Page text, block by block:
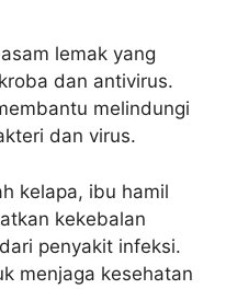
lemak yang
dan antivirus.
melindungi
dan virus.
kelapa, ibu hamil
kekebalan
penyakit infeksi.
menjaga kesehatan